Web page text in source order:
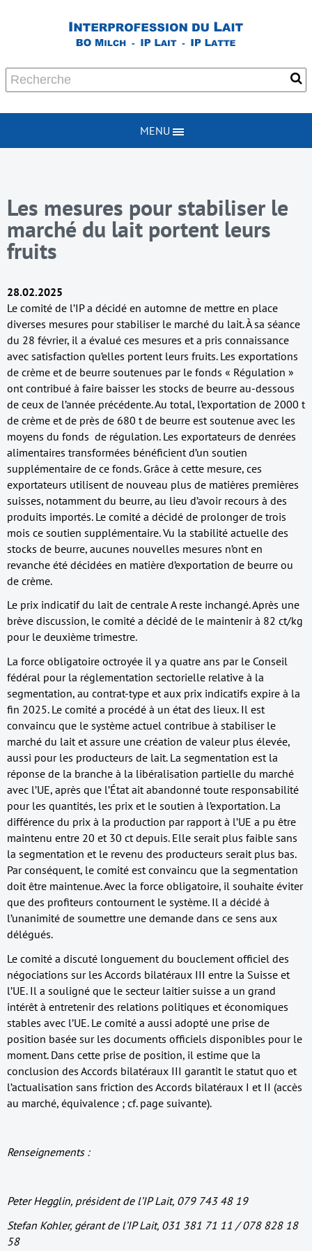
MENU
Les mesures pour stabiliser le
marché du lait portent leurs
fruits
28.02.2025
Le comité de l’IP a décidé en automne de mettre en place
diverses mesures pour stabiliser le marché du lait. À sa séance
du 28 février, il a évalué ces mesures et a pris connaissance
avec satisfaction qu’elles portent leurs fruits. Les exportations
de crème et de beurre soutenues par le fonds « Régulation »
ont contribué à faire baisser les stocks de beurre au-dessous
de ceux de l’année précédente. Au total, l’exportation de 2000 t
de crème et de près de 680 t de beurre est soutenue avec les
moyens du fonds de régulation. Les exportateurs de denrées
alimentaires transformées bénéficient d’un soutien
supplémentaire de ce fonds. Grâce à cette mesure, ces
exportateurs utilisent de nouveau plus de matières premières
suisses, notamment du beurre, au lieu d’avoir recours à des
produits importés. Le comité a décidé de prolonger de trois
mois ce soutien supplémentaire. Vu la stabilité actuelle des
stocks de beurre, aucunes nouvelles mesures n’ont en
revanche été décidées en matière d’exportation de beurre ou
de crème.
Le prix indicatif du lait de centrale A reste inchangé. Après une
brève discussion, le comité a décidé de le maintenir à 82 ct/kg
pour le deuxième trimestre.
La force obligatoire octroyée il y a quatre ans par le Conseil
fédéral pour la réglementation sectorielle relative à la
segmentation, au contrat-type et aux prix indicatifs expire à la
fin 2025. Le comité a procédé à un état des lieux. Il est
convaincu que le système actuel contribue à stabiliser le
marché du lait et assure une création de valeur plus élevée,
aussi pour les producteurs de lait. La segmentation est la
réponse de la branche à la libéralisation partielle du marché
avec l’UE, après que l’État ait abandonné toute responsabilité
pour les quantités, les prix et le soutien à l’exportation. La
différence du prix à la production par rapport à l’UE a pu être
maintenu entre 20 et 30 ct depuis. Elle serait plus faible sans
la segmentation et le revenu des producteurs serait plus bas.
Par conséquent, le comité est convaincu que la segmentation
doit être maintenue. Avec la force obligatoire, il souhaite éviter
que des profiteurs contournent le système. Il a décidé à
l’unanimité de soumettre une demande dans ce sens aux
délégués.
Le comité a discuté longuement du bouclement officiel des
négociations sur les Accords bilatéraux III entre la Suisse et
l’UE. Il a souligné que le secteur laitier suisse a un grand
intérêt à entretenir des relations politiques et économiques
stables avec l’UE. Le comité a aussi adopté une prise de
position basée sur les documents officiels disponibles pour le
moment. Dans cette prise de position, il estime que la
conclusion des Accords bilatéraux III garantit le statut quo et
l’actualisation sans friction des Accords bilatéraux I et II (accès
au marché, équivalence ; cf. page suivante).
Renseignements :
Peter Hegglin, président de l’IP Lait, 079 743 48 19
Stefan Kohler, gérant de l’IP Lait, 031 381 71 11 / 078 828 18
58